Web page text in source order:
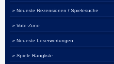
» Neueste Rezensionen / Spielesuche
» Vote-Zone
» Neueste Leserwertungen
» Spiele Rangliste